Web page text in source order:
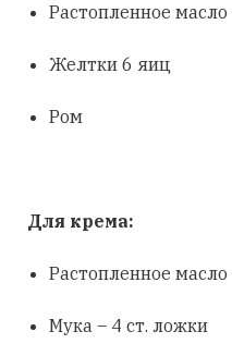
Растопленное масло
Желтки 6 яиц
Ром
Для крема:
Растопленное
Мука – 4 ст. ложки